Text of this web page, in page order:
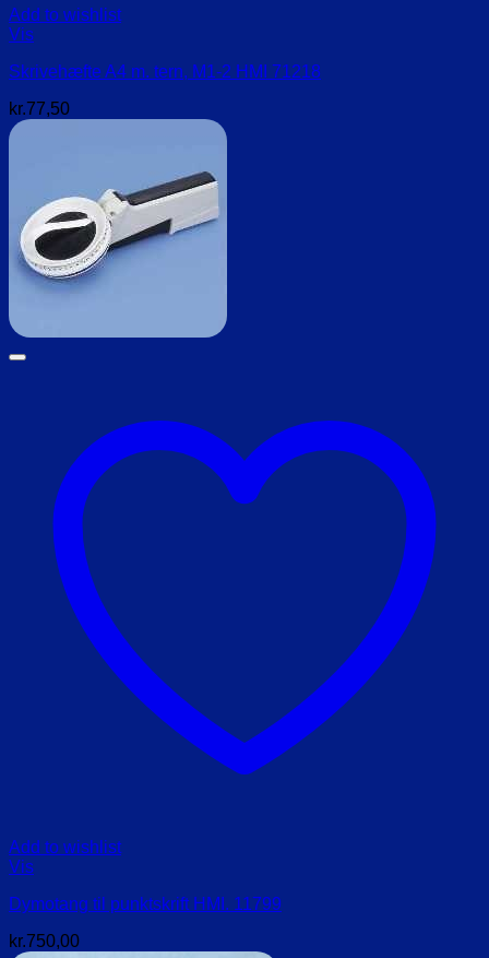
Add to wishlist
Vis
Skrivehæfte A4 m. tern, M1-2 HMI 71218
kr.77,50
Add to wishlist
Vis
Dymotang til punktskrift HMI. 11799
kr.750,00